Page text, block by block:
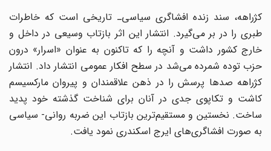
کژراهه، سند زنده افشاگری سیاسی‌ـ تاریخی است که خاطرات
طبری را در بر می‌گیرد. انتشار این اثر بازتاب وسیعی در داخل و
خارج کشور داشت و آنچه را که تاکنون به عنوان «اسرار» درون
حزب توده شمرده می‌شد در سطح افکار عمومی انتشار داد. انتشار
کژراهه صدها پرسش را در ذهن علاقمندان و پیروان مارکسیسم
کاشت و تکاپوی جدی در آنان برای شناخت گذشته خود پدید
ساخت. نخستین و مستقیم‌ترین بازتاب این ضربه روانی‌- سیاسی
به صورت افشاگری‌های ایرج اسکندری نمود یافت.